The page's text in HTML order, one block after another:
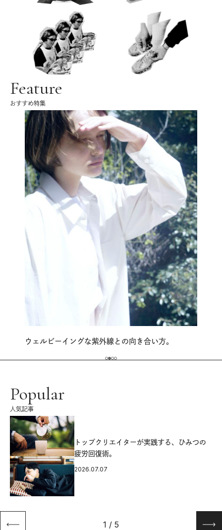
Feature
おすすめ特集
ウェルビーイングな紫外線との向き合い方。
Popular
人気記事
トップクリエイターが実践する、ひみつの
疲労回復術。
2026.07.07
1 / 5